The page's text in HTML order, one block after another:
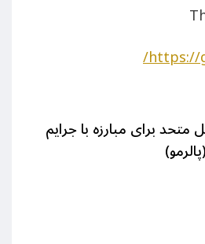
https://
برای مبارزه با جرایم
(پالرمو)